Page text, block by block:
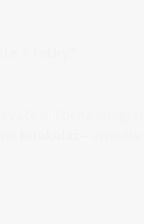
Vaše oblíbená